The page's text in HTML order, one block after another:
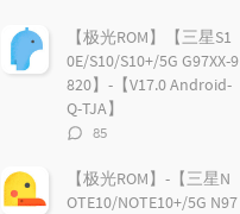
数：
【极光ROM】【三星S1
0E/S10/S10+/5G G97XX-9
820】-【V17.0 Android-
Q-TJA】
评
数：
85
【极光ROM】-【三星N
OTE10/NOTE10+/5G N97